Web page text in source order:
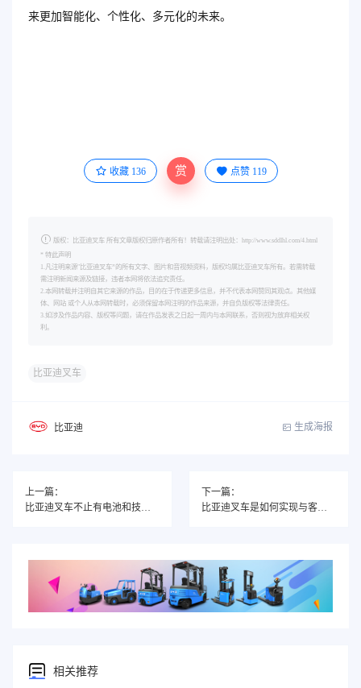
来更加智能化、个性化、多元化的未来。
收藏 136 赏 点赞 119
版权：比亚迪叉车 所有文章版权归原作者所有！转载请注明出处：http://www.sddlhl.com/4.html
* 特此声明
1.凡注明来源"比亚迪叉车”的所有文字、图片和音视频资料，版权均属比亚迪叉车所有。若需转载
需注明新闻来源及链接，违者本网将依法追究责任。
2.本网转载并注明自其它来源的作品，目的在于传递更多信息，并不代表本网赞同其观点。其他媒
体、网站 或个人从本网转载时，必须保留本网注明的作品来源，并自负版权等法律责任。
3.如涉及作品内容、版权等问题，请在作品发表之日起一周内与本网联系，否则视为放弃相关权
利。
比亚迪叉车
比亚迪 生成海报
上一篇：
比亚迪叉车不止有电池和技术！
下一篇：
比亚迪叉车是如何实现与客户共成长？
相关推荐